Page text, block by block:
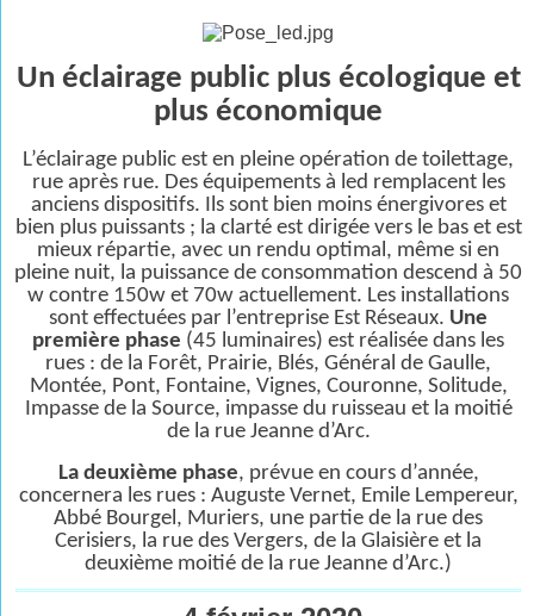
Un éclairage public plus écologique et
plus économique
L’éclairage public est en pleine opération de toilettage,
rue après rue. Des équipements à led remplacent les
anciens dispositifs. Ils sont bien moins énergivores et
bien plus puissants ; la clarté est dirigée vers le bas et est
mieux répartie, avec un rendu optimal, même si en
pleine nuit, la puissance de consommation descend à 50
w contre 150w et 70w actuellement. Les installations
sont effectuées par l’entreprise Est Réseaux. Une
première phase (45 luminaires) est réalisée dans les
rues : de la Forêt, Prairie, Blés, Général de Gaulle,
Montée, Pont, Fontaine, Vignes, Couronne, Solitude,
Impasse de la Source, impasse du ruisseau et la moitié
de la rue Jeanne d’Arc.
La deuxième phase, prévue en cours d’année,
concernera les rues : Auguste Vernet, Emile Lempereur,
Abbé Bourgel, Muriers, une partie de la rue des
Cerisiers, la rue des Vergers, de la Glaisière et la
deuxième moitié de la rue Jeanne d’Arc.)